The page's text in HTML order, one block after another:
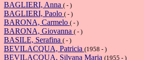
BAGLIERI, Anna ( - )
BAGLIERI, Paolo ( - )
BARONA, Carmelo ( - )
BARONA, Giovanna ( - )
BASILE, Serafina ( - )
BEVILACQUA, Patricia (1958 - )
BEVILACQUA, Silvana Maria (1955 - )